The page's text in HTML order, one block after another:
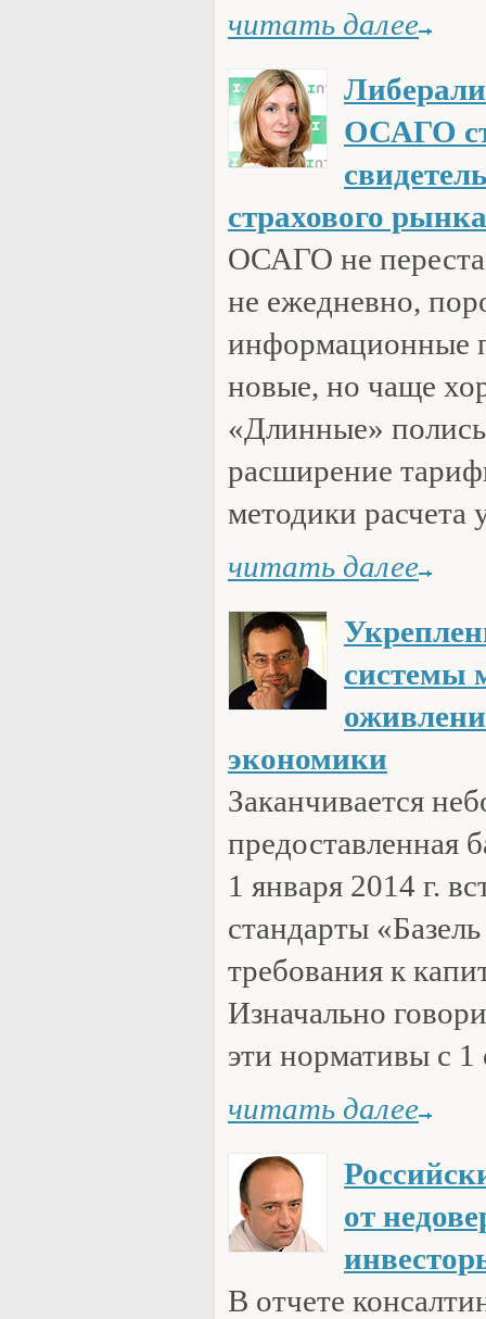
читать далее
ОСАГО
страхового
ОСАГО не
не ежедневно,
информационные
новые, но чаще
«Длинные»
расширение
методики расчета
читать далее
системы
экономики
Заканчивается
предоставленная
1 января 2014 г.
стандарты
требования к
Изначально
эти нормативы с 1
читать далее
от
В отчете